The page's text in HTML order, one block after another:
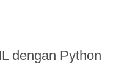
dengan Python